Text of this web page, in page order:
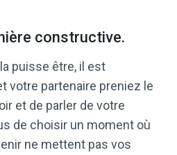
constructive.
puisse être, il est
votre partenaire preniez le
et de parler de votre
de choisir un moment où
ne mettent pas vos